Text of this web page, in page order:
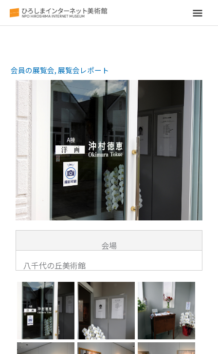
メ
メ
ニ
ュ
ー
会員の展覧会,展覧会レポート
会場
八千代の丘美術館